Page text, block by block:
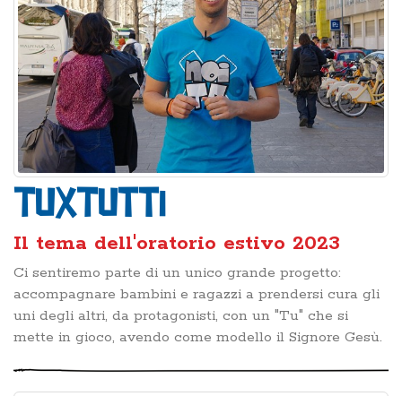
TuXTutti
Il tema dell'oratorio estivo 2023
Ci sentiremo parte di un unico grande progetto:
accompagnare bambini e ragazzi a prendersi cura gli
uni degli altri, da protagonisti, con un "Tu" che si
mette in gioco, avendo come modello il Signore Gesù.